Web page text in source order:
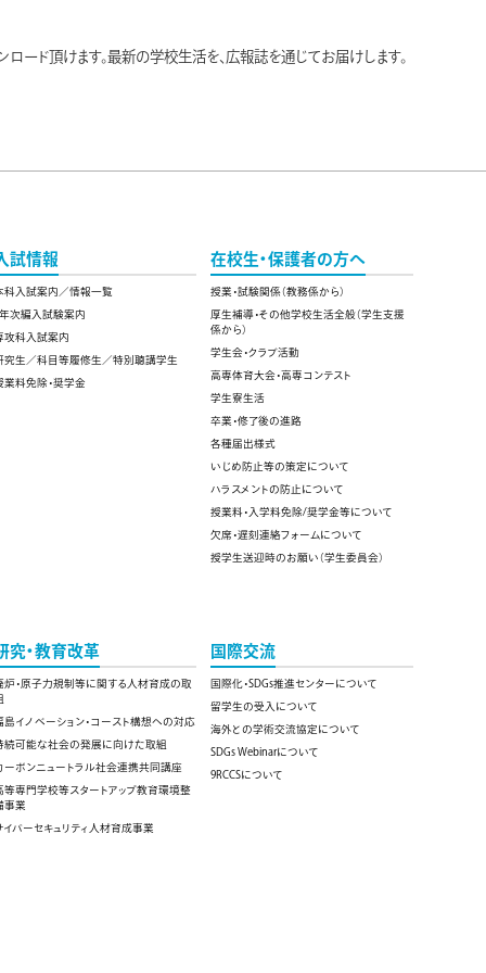
ロード頂けます。最新の学校生活を、広報誌を通じてお届けします。
試情報
科入試案内／情報一覧
次編入試験案内
攻科入試案内
究生／科目等履修生／特別聴講学生
業料免除・奨学金
在校生・保護者の方へ
授業・試験関係（教務係から）
厚生補導・その他学校生活全般（学生支援
係から）
学生会・クラブ活動
高専体育大会・高専コンテスト
学生寮生活
卒業・修了後の進路
各種届出様式
いじめ防止等の策定について
ハラスメントの防止について
授業料・入学料免除/奨学金等について
欠席・遅刻連絡フォームについて
授学生送迎時のお願い（学生委員会）
究・教育改革
炉・原子力規制等に関する人材育成の取
島イノベーション・コースト構想への対応
続可能な社会の発展に向けた取組
ーボンニュートラル社会連携共同講座
等専門学校等スタートアップ教育環境整
事業
イバーセキュリティ人材育成事業
国際交流
国際化・SDGs推進センターについて
留学生の受入について
海外との学術交流協定について
SDGs Webinarについて
9RCCSについて